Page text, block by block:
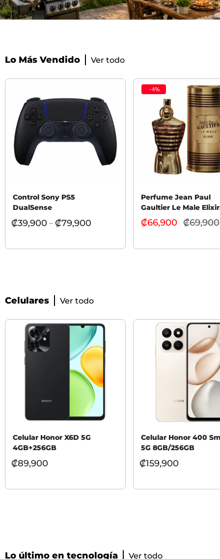
Lo Más Vendido Ver todo
Control Sony PS5
DualSense
₡39,900 – ₡79,900
-4%
Perfume Jean Paul
Gaultier Le Male Elixir
Hombre 100ml
₡66,900 ₡69,900
Celulares Ver todo
Celular Honor X6D 5G
4GB+256GB
₡89,900
Celular Honor 400
5G 8GB/256GB
₡159,900
Lo último en tecnología Ver todo